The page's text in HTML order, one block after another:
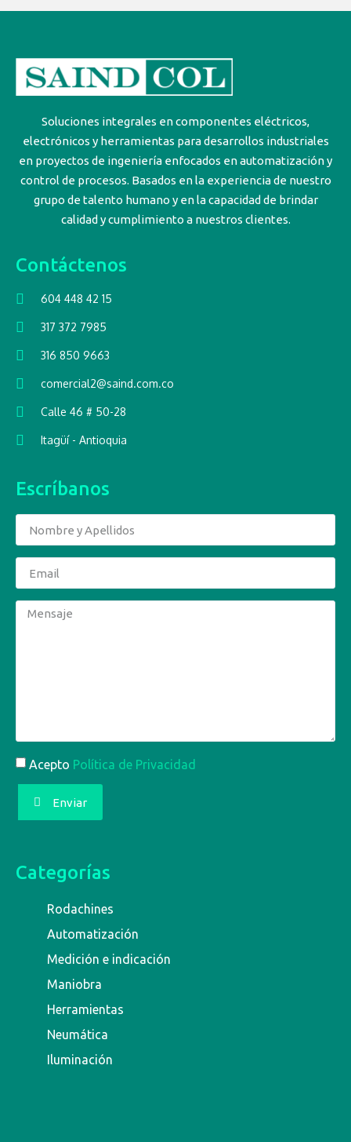
Soluciones integrales en componentes eléctricos,
electrónicos y herramientas para desarrollos industriales
en proyectos de ingeniería enfocados en automatización y
control de procesos. Basados en la experiencia de nuestro
grupo de talento humano y en la capacidad de brindar
calidad y cumplimiento a nuestros clientes.
Contáctenos
604 448 42 15
317 372 7985
316 850 9663
comercial2@saind.com.co
Calle 46 # 50-28
Itagüí - Antioquia
Escríbanos
Acepto Política de Privacidad
Enviar
Categorías
Rodachines
Automatización
Medición e indicación
Maniobra
Herramientas
Neumática
Iluminación